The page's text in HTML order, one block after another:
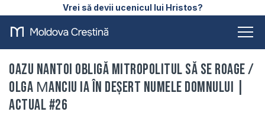
Vrei să devii ucenicul lui Hristos?
Oazu Nantoi obligă Mitropolitul să se roage /
Olga Мanciu ia în deșert Numele Domnului |
ACTUAL #26